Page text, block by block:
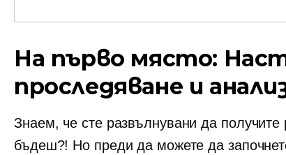
На първо място:
проследяване и
Знаем, че сте развълнувани да
бъдеш?! Но преди да можете да